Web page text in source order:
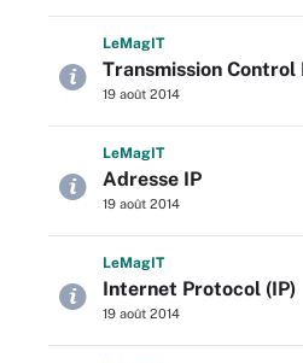
LeMagIT
Transmission Control
19 août 2014
LeMagIT
Adresse IP
19 août 2014
LeMagIT
Internet Protocol (IP)
19 août 2014